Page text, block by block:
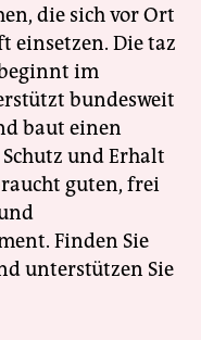
die sich vor Ort
einsetzen. Die taz
im
bundesweit
baut einen
und Erhalt
guten, frei
Finden Sie
unterstützen Sie